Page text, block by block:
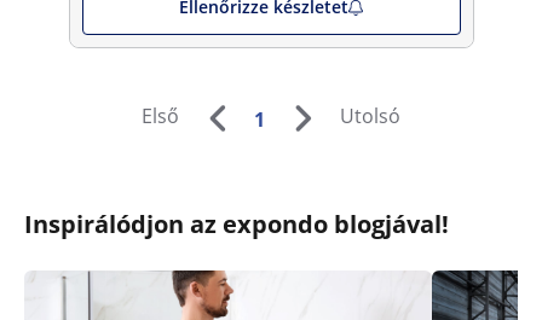
Ellenőrizze készletet
Első 1 Utolsó
Inspirálódjon az expondo blogjával!